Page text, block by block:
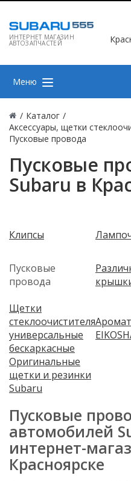
ИНТЕРНЕТ МАГАЗИН
АВТОЗАПЧАСТЕЙ
Меню
/ Каталог /
Аксессуары, щетки
Пусковые провода
Пусковые
Subaru в
Клипсы
Пусковые
провода
Щетки
стеклоочистителя
универсальные
бескаркасные
Оригинальные
щетки и резинки
Subaru
Пусковые
автомобилей
интернет-
Красноярске